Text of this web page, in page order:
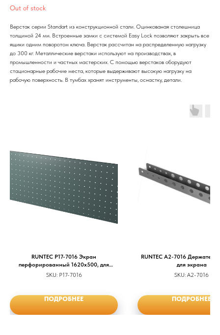
Out of stock
Верстак серии Standart из конструкционной стали. Оцинкованая столешница
толщиной 24 мм. Встроенные замки с системой Easy Lock позволяют закрыть все
ящики одним поворотом ключа. Верстак рассчитан на распределенную нагрузку
до 300 кг. Металлические верстаки используют на производствах, в
промышленности и частных мастерских. С помощью верстаков оборудуют
стационарные рабочие места, которые выдерживают высокую нагрузку на
рабочую поверхность. В тумбах хранят инструменты, оснастку, детали.
RUNTEC P17-7016 Экран
перфорированный 1620х500, для
верстака 1700
SKU: P17-7016
ПОДРОБНЕЕ
RUNTEC A2-7016 Держатель
для экрана
SKU: A2-7016
ПОДРОБНЕЕ